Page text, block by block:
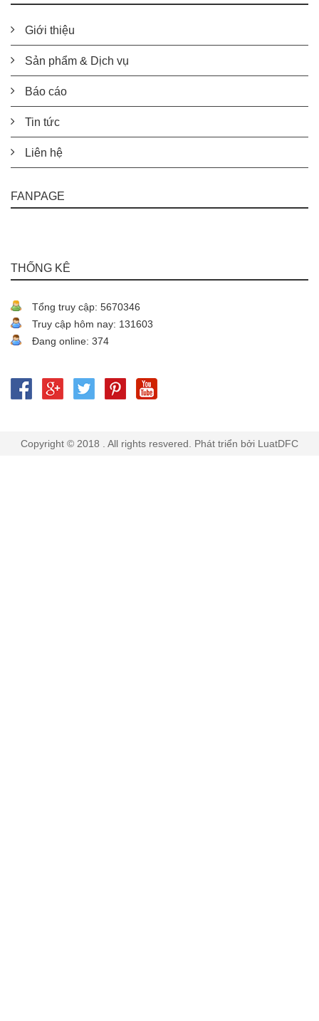
Giới thiệu
Sản phẩm & Dịch vụ
Báo cáo
Tin tức
Liên hệ
FANPAGE
THỐNG KÊ
Tổng truy cập: 5670346
Truy cập hôm nay: 131603
Đang online: 374
Copyright © 2018 . All rights resvered. Phát triển bởi LuatDFC